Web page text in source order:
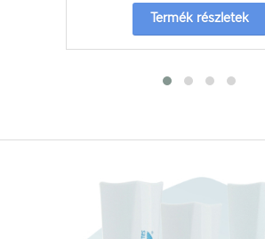
Termék részletek